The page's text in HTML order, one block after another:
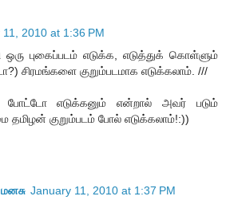
2010 at 1:36 PM
புகைப்படம் எடுக்க, எடுத்துக் கொள்ளும்
சிரமங்களை குறும்படமாக எடுக்கலாம். ///
எடுக்கனும் என்றால் அவர் படும்
குறும்படம் போல் எடுக்கலாம்!:))
January 11, 2010 at 1:37 PM